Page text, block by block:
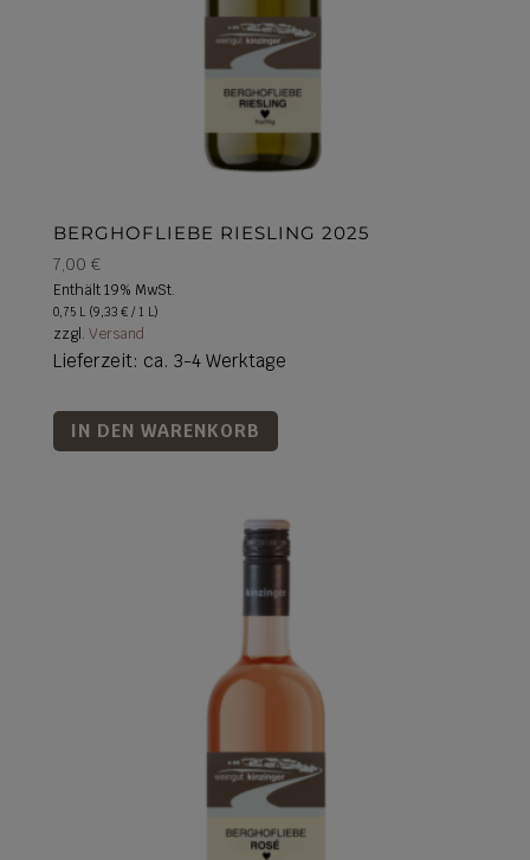
BERGHOFLIEBE RIESLING 2025
7,00 €
Enthält 19% MwSt.
0,75 L (9,33€/ 1 L)
zzgl. Versand
Lieferzeit: ca. 3-4 Werktage
IN DEN WARENKORB